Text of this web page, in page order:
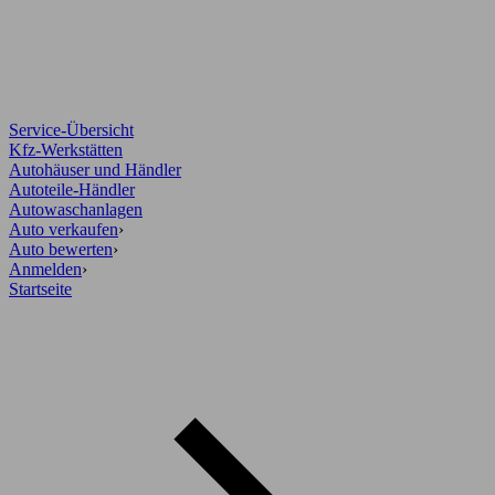
Service-Übersicht
Kfz-Werkstätten
Autohäuser und Händler
Autoteile-Händler
Autowaschanlagen
Auto verkaufen›
Auto bewerten›
Anmelden›
Startseite